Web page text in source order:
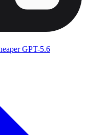
GPT-5.6